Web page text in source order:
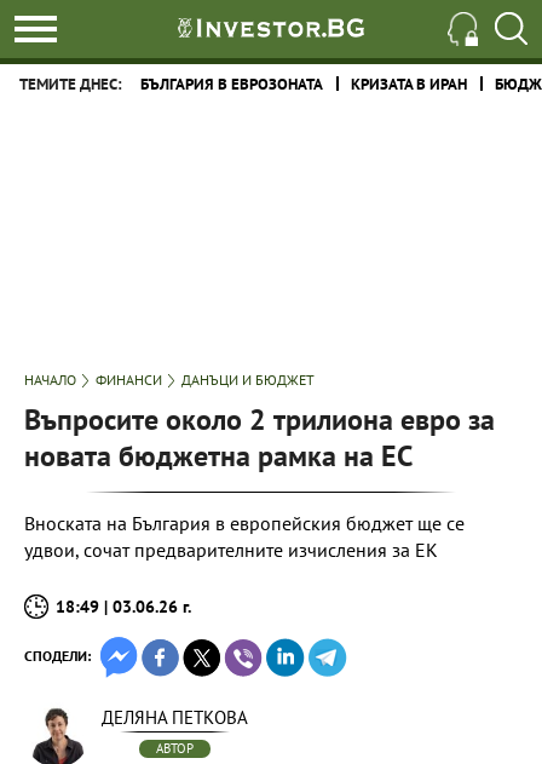
ТЕМИТЕ ДНЕС: БЪЛГАРИЯ В ЕВРОЗОНАТА КРИЗАТА В ИРАН
НАЧАЛО ФИНАНСИ ДАНЪЦИ И БЮДЖЕТ
Въпросите около 2 трилиона евро за
новата бюджетна рамка на ЕС
Вноската на България в европейския бюджет ще се
удвои, сочат предварителните изчисления за ЕК
18:49 | 03.06.26 г.
СПОДЕЛИ:
ДЕЛЯНА ПЕТКОВА
АВТОР